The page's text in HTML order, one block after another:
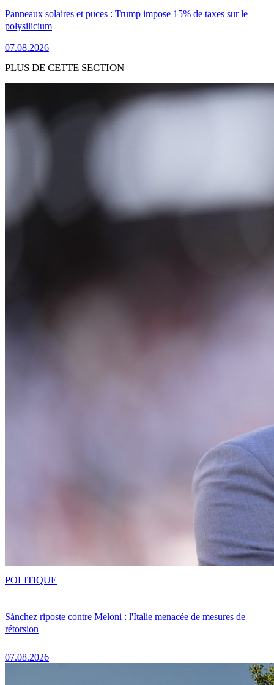
Panneaux solaires et puces : Trump impose 15% de taxes sur le
polysilicium
07.08.2026
PLUS DE CETTE SECTION
Sánchez riposte contre Meloni : l'Italie menacée de mesures de
rétorsion
07.08.2026
POLITIQUE